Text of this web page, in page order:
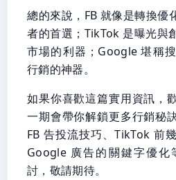
總的來說，FB 就像是轉換優
者的首選；TikTok 是曝光與
市場的利器；Google 堪稱
行銷的神器。
如果你喜歡這篇實用資訊，
一期會帶你解鎖更多行銷秘
FB 告投流技巧、TikTok 前
Google 廣告的關鍵字優化
討，敬請期待。